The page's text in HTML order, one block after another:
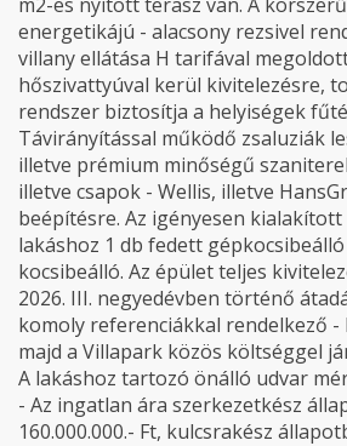
energetikájú - alacsony rezsivel
villany ellátása H tarifával
hőszivattyúval kerül kivitelezésre,
rendszer biztosítja a helyiségek
Távirányítással működő zsaluziák
illetve prémium minőségű
illetve csapok - Wellis, illetve
beépítésre. Az igényesen
lakáshoz 1 db fedett
kocsibeálló. Az épület teljes
2026. III. negyedévben történő
komoly referenciákkal rendelkező -
majd a Villapark közös költséggel
A lakáshoz tartozó önálló udvar
- Az ingatlan ára szerkezetkész
160.000.000.- Ft, kulcsrakész